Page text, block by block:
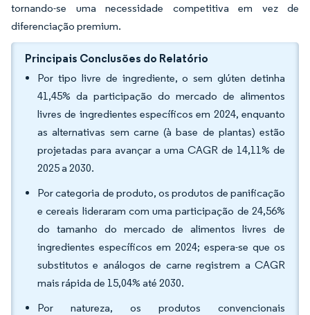
tornando-se uma necessidade competitiva em vez de
diferenciação premium.
Principais Conclusões do Relatório
Por tipo livre de ingrediente, o sem glúten detinha
41,45% da participação do mercado de alimentos
livres de ingredientes específicos em 2024, enquanto
as alternativas sem carne (à base de plantas) estão
projetadas para avançar a uma CAGR de 14,11% de
2025 a 2030.
Por categoria de produto, os produtos de panificação
e cereais lideraram com uma participação de 24,56%
do tamanho do mercado de alimentos livres de
ingredientes específicos em 2024; espera-se que os
substitutos e análogos de carne registrem a CAGR
mais rápida de 15,04% até 2030.
Por natureza, os produtos convencionais